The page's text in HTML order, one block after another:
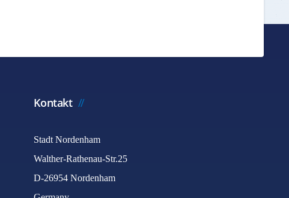
Kontakt
Stadt Nordenham
Walther-Rathenau-Str.25
D-26954 Nordenham